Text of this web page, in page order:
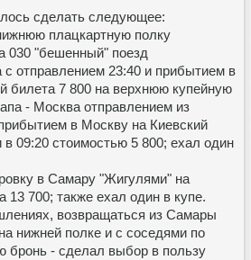
сделать следующее:
плацкартную полку
030 "бешенный" поезд
отправлением 23:40 и прибытием в
билета 7 800 на верхнюю купейную
- Москва отправлением из
в Москву на Киевский
в 09:20 стоимостью 5 800; ехал один
в Самару "Жигулями" на
13 700; также ехал один в купе.
возвращаться из Самары
нижней полке и с соседями по
бронь - сделал выбор в пользу